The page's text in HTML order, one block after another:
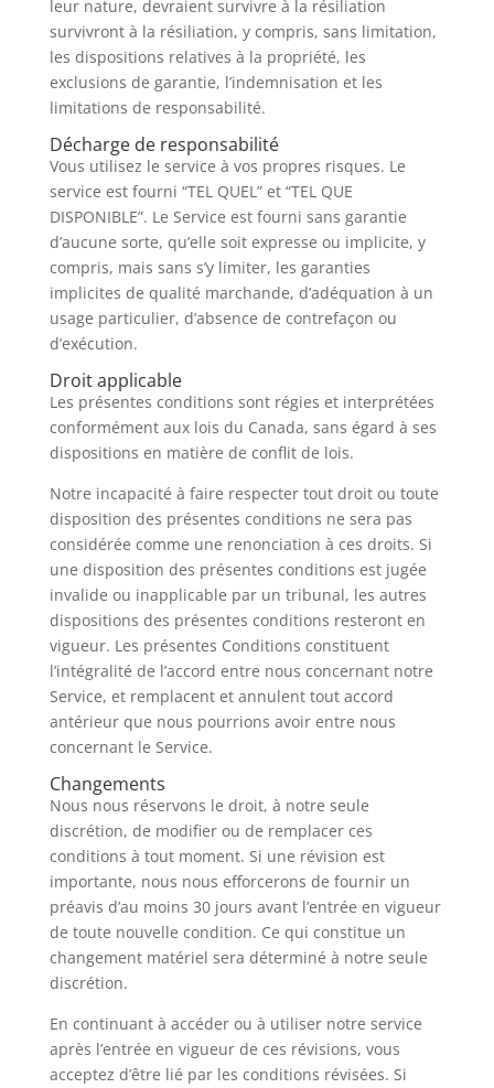
leur nature, devraient survivre à la résiliation
survivront à la résiliation, y compris, sans limitation,
les dispositions relatives à la propriété, les
exclusions de garantie, l’indemnisation et les
limitations de responsabilité.
Décharge de responsabilité
Vous utilisez le service à vos propres risques. Le
service est fourni “TEL QUEL” et “TEL QUE
DISPONIBLE”. Le Service est fourni sans garantie
d’aucune sorte, qu’elle soit expresse ou implicite, y
compris, mais sans s’y limiter, les garanties
implicites de qualité marchande, d’adéquation à un
usage particulier, d’absence de contrefaçon ou
d’exécution.
Droit applicable
Les présentes conditions sont régies et interprétées
conformément aux lois du Canada, sans égard à ses
dispositions en matière de conflit de lois.
Notre incapacité à faire respecter tout droit ou toute
disposition des présentes conditions ne sera pas
considérée comme une renonciation à ces droits. Si
une disposition des présentes conditions est jugée
invalide ou inapplicable par un tribunal, les autres
dispositions des présentes conditions resteront en
vigueur. Les présentes Conditions constituent
l’intégralité de l’accord entre nous concernant notre
Service, et remplacent et annulent tout accord
antérieur que nous pourrions avoir entre nous
concernant le Service.
Changements
Nous nous réservons le droit, à notre seule
discrétion, de modifier ou de remplacer ces
conditions à tout moment. Si une révision est
importante, nous nous efforcerons de fournir un
préavis d’au moins 30 jours avant l’entrée en vigueur
de toute nouvelle condition. Ce qui constitue un
changement matériel sera déterminé à notre seule
discrétion.
En continuant à accéder ou à utiliser notre service
après l’entrée en vigueur de ces révisions, vous
acceptez d’être lié par les conditions révisées. Si